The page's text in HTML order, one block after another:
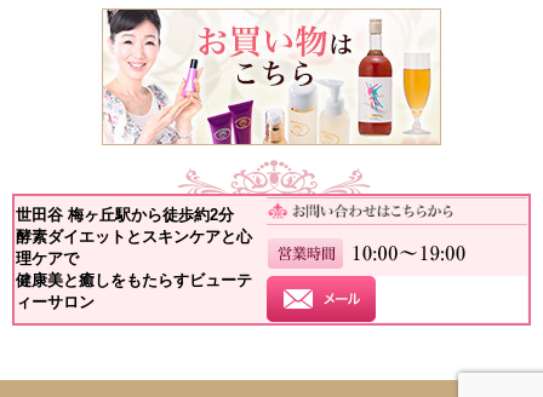
世田谷 梅ヶ丘駅から徒歩約2分
酵素ダイエットとスキンケアと心
理ケアで
健康美と癒しをもたらすビューテ
ィーサロン